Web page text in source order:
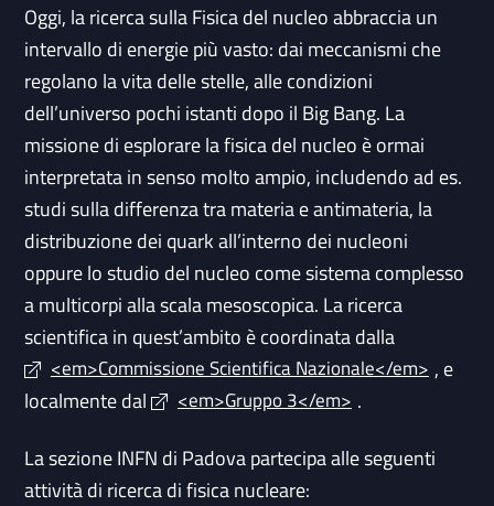
Oggi, la ricerca sulla Fisica del nucleo abbraccia un
intervallo di energie più vasto: dai meccanismi che
regolano la vita delle stelle, alle condizioni
dell’universo pochi istanti dopo il Big Bang. La
missione di esplorare la fisica del nucleo è ormai
interpretata in senso molto ampio, includendo ad es.
studi sulla differenza tra materia e antimateria, la
distribuzione dei quark all’interno dei nucleoni
oppure lo studio del nucleo come sistema complesso
a multicorpi alla scala mesoscopica. La ricerca
scientifica in quest’ambito è coordinata dalla
<em>Commissione Scientifica Nazionale</em> , e
localmente dal
<em>Gruppo 3</em> .
La sezione INFN di Padova partecipa alle seguenti
attività di ricerca di fisica nucleare: